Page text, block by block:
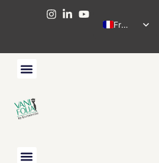
French